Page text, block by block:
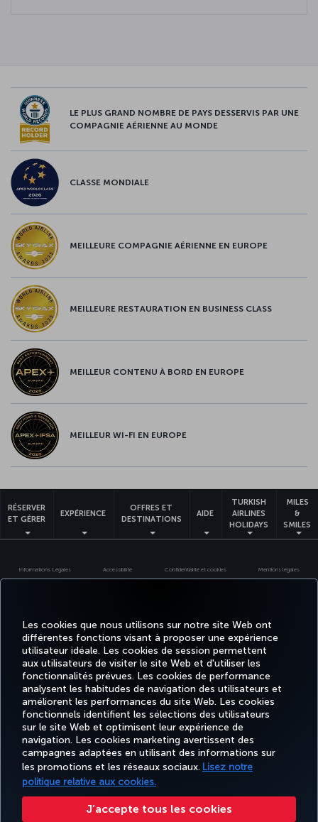
Les cookies que nous utilisons sur notre site Web ont
différentes fonctions visant à proposer une expérience
utilisateur idéale. Les cookies de session permettent
aux utilisateurs de visiter le site Web et d'utiliser les
fonctionnalités prévues. Les cookies de performance
analysent les habitudes de navigation des utilisateurs et
améliorent les performances du site Web. Les cookies
fonctionnels identifient les sélections des utilisateurs
sur le site Web et optimisent leur expérience de
navigation. Les cookies marketing avertissent des
campagnes adaptées en utilisant des informations sur
les promotions et les réseaux sociaux. Lisez notre
politique relative aux cookies.
J’accepte tous les cookies
LE PLUS GRAND NOMBRE DE PAYS DESSERVIS PAR UNE
COMPAGNIE AÉRIENNE AU MONDE
CLASSE MONDIALE
MEILLEURE COMPAGNIE AÉRIENNE EN EUROPE
MEILLEURE RESTAURATION EN BUSINESS CLASS
MEILLEUR CONTENU À BORD EN EUROPE
MEILLEUR WI-FI EN EUROPE
RÉSERVER
ET GÉRER
EXPÉRIENCE
OFFRES ET
DESTINATIONS
AIDE
TURKISH
AIRLINES
HOLIDAYS
MILES
&
SMILES
Informations Légales Accessibilité Confidentialité et cookies Mentions légales
Accessibility Plan and Feedback Process (Canada) Accessibility Plan Progress Report
Accessibility Plan Progress Report 2025
Turkish Airlines Copyright © 1996 - 2026